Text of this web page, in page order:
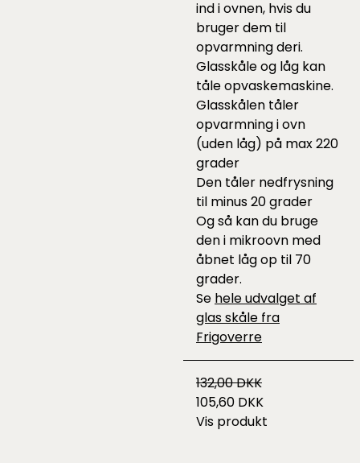
ind i ovnen, hvis du
bruger dem til
opvarmning deri.
Glasskåle og låg kan
tåle opvaskemaskine.
Glasskålen tåler
opvarmning i ovn
(uden låg) på max 220
grader
Den tåler nedfrysning
til minus 20 grader
Og så kan du bruge
den i mikroovn med
åbnet låg op til 70
grader.
Se hele udvalget af
glas skåle fra
Frigoverre
132,00 DKK
105,60 DKK
Vis produkt